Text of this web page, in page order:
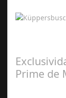
Prime de